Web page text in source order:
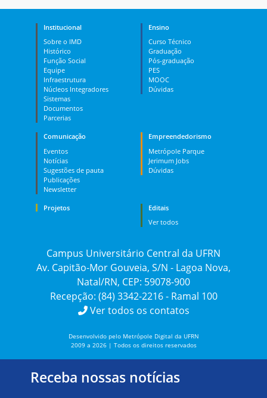
Institucional
Sobre o IMD
Histórico
Função Social
Equipe
Infraestrutura
Núcleos Integradores
Sistemas
Documentos
Parcerias
Ensino
Curso Técnico
Graduação
Pós-graduação
PES
MOOC
Dúvidas
Comunicação
Eventos
Notícias
Sugestões de pauta
Publicações
Newsletter
Empreendedorismo
Metrópole Parque
Jerimum Jobs
Dúvidas
Projetos
Editais
Ver todos
Campus Universitário Central da UFRN
Av. Capitão-Mor Gouveia, S/N - Lagoa Nova,
Natal/RN, CEP: 59078-900
Recepção: (84) 3342-2216 - Ramal 100
Ver todos os contatos
Desenvolvido pelo Metrópole Digital da UFRN
2009 a 2026 | Todos os direitos reservados
Receba nossas notícias